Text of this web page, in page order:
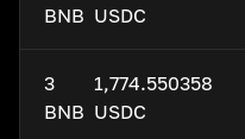
BNB USDC
3
BNB
1,774.550358
USDC